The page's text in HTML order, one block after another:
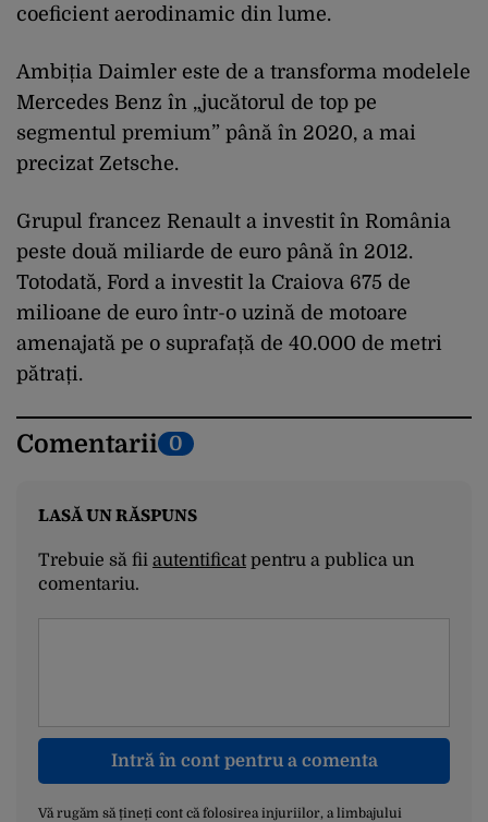
coeficient aerodinamic din lume.
Ambiția Daimler este de a transforma modelele
Mercedes Benz în „jucătorul de top pe
segmentul premium” până în 2020, a mai
precizat Zetsche.
Grupul francez Renault a investit în România
peste două miliarde de euro până în 2012.
Totodată, Ford a investit la Craiova 675 de
milioane de euro într-o uzină de motoare
amenajată pe o suprafață de 40.000 de metri
pătrați.
Comentarii 0
LASĂ UN RĂSPUNS
Trebuie să fii autentificatpentru a publica un
comentariu.
Intră în cont pentru a comenta
Vă rugăm să țineți cont că folosirea injuriilor, a limbajului